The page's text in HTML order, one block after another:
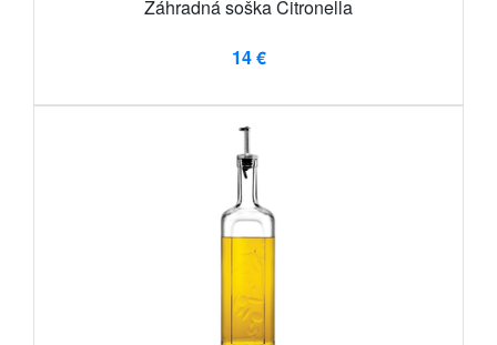
Záhradná soška Citronella
14 €